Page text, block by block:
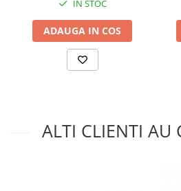
IN STOC
ADAUGA IN COS
ALTI CLIENTI AU